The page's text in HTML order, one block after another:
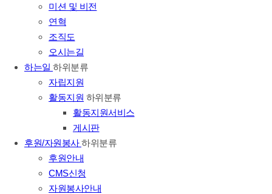
미션 및 비전
연혁
조직도
오시는길
하는일 하위분류
자립지원
활동지원 하위분류
활동지원서비스
게시판
후원/자원봉사하위분류
후원안내
CMS신청
자원봉사안내